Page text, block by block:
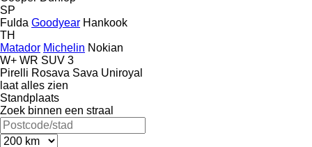
SP
Fulda Goodyear Hankook
TH
Matador Michelin Nokian
W+ WR SUV 3
Pirelli Rosava Sava Uniroyal
laat alles zien
Standplaats
Zoek binnen een straal